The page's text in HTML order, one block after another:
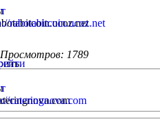
Просмотров: 1789